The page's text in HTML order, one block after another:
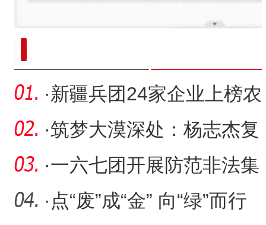
·新疆兵团24家企业上榜农
业产业化国家重点龙头企
业
·筑梦大漠深处：杨志杰复
原丝路文化记忆
·一六七团开展防范非法集
资宣传活动
· 点“废”成“金” 向“绿”而行